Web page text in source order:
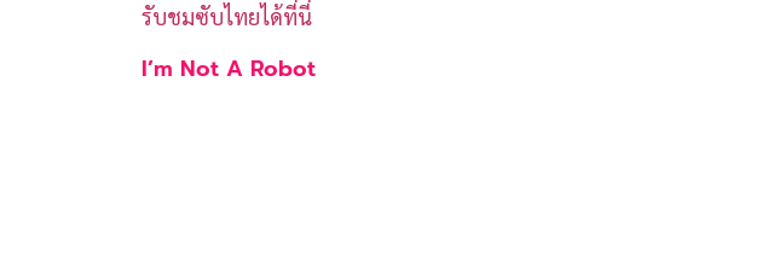
รับชมซับไทยได้ที่นี่
I’m Not A Robot